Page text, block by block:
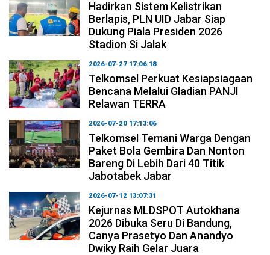
Hadirkan Sistem Kelistrikan
Berlapis, PLN UID Jabar Siap
Dukung Piala Presiden 2026
Stadion Si Jalak
2026-07-27 17:06:18
Telkomsel Perkuat Kesiapsiagaan
Bencana Melalui Gladian PANJI
Relawan TERRA
2026-07-20 17:13:06
Telkomsel Temani Warga Dengan
Paket Bola Gembira Dan Nonton
Bareng Di Lebih Dari 40 Titik
Jabotabek Jabar
2026-07-12 13:07:31
Kejurnas MLDSPOT Autokhana
2026 Dibuka Seru Di Bandung,
Canya Prasetyo Dan Anandyo
Dwiky Raih Gelar Juara